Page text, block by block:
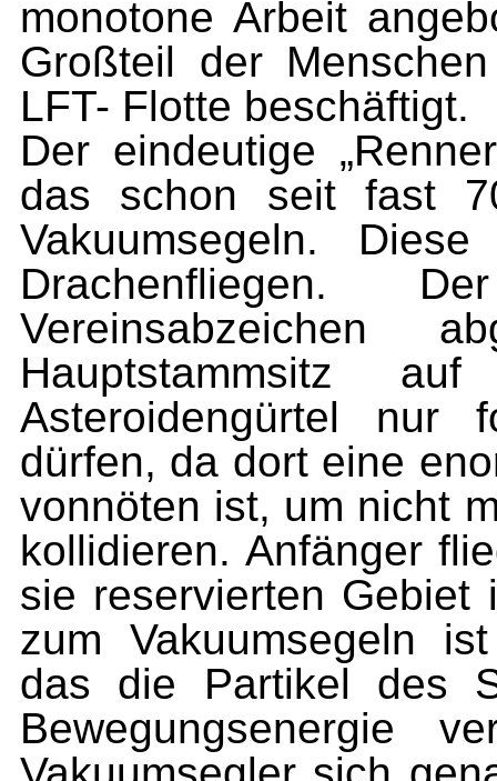
monotone Arbeit
Großteil der
LFT- Flotte beschäftigt.
Der eindeutige
das schon seit fast
Vakuumsegeln.
Drachenfliegen.
Vereinsabzeichen
Hauptstammsitz
Asteroidengürtel nur
dürfen, da dort eine
vonnöten ist, um nicht
kollidieren. Anfänger
sie reservierten Gebiet
zum Vakuumsegeln
das die Partikel des
Bewegungs­energie